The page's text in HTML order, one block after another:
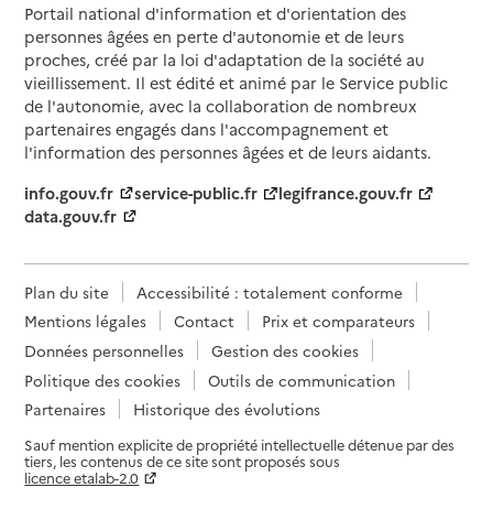
Portail national d'information et d'orientation des
personnes âgées en perte d'autonomie et de leurs
proches, créé par la loi d'adaptation de la société au
vieillissement. Il est édité et animé par le Service public
de l'autonomie, avec la collaboration de nombreux
partenaires engagés dans l'accompagnement et
l'information des personnes âgées et de leurs aidants.
info.gouv.fr
service-public.fr
legifrance.gouv.fr
data.gouv.fr
Plan du site
Accessibilité : totalement conforme
Mentions légales
Contact
Prix et comparateurs
Données personnelles
Gestion des cookies
Politique des cookies
Outils de communication
Partenaires
Historique des évolutions
Sauf mention explicite de propriété intellectuelle détenue par des
tiers, les contenus de ce site sont proposés sous
licence etalab-2.0